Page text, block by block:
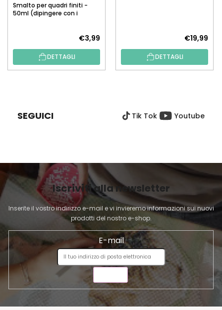
Smalto per quadri finiti -
50ml (dipingere con i
€3,99
DETTAGLI
€19,99
DETTAGLI
G
N
A
SEGUICI Tik Tok Youtube
Iscriviti alla newsletter
Inserite il vostro indirizzo e-mail e vi invieremo informazioni sui nuovi
prodotti del nostro e-shop.
E-mail